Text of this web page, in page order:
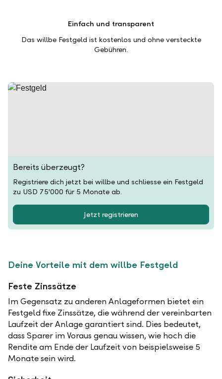
Einfach und transparent
Das willbe Festgeld ist kostenlos und ohne versteckte
Gebühren.
Bereits überzeugt?
Registriere dich jetzt bei willbe und schliesse ein Festgeld
zu USD 75'000 für 5 Monate ab.
Jetzt registrieren
Deine Vorteile mit dem willbe Festgeld
Feste Zinssätze
Im Gegensatz zu anderen Anlageformen bietet ein
Festgeld fixe Zinssätze, die während der vereinbarten
Laufzeit der Anlage garantiert sind. Dies bedeutet,
dass Sparer im Voraus genau wissen, wie hoch die
Rendite am Ende der Laufzeit von beispielsweise 5
Monate sein wird.